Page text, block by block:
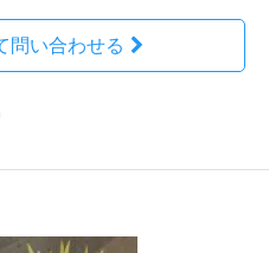
問い合わせる